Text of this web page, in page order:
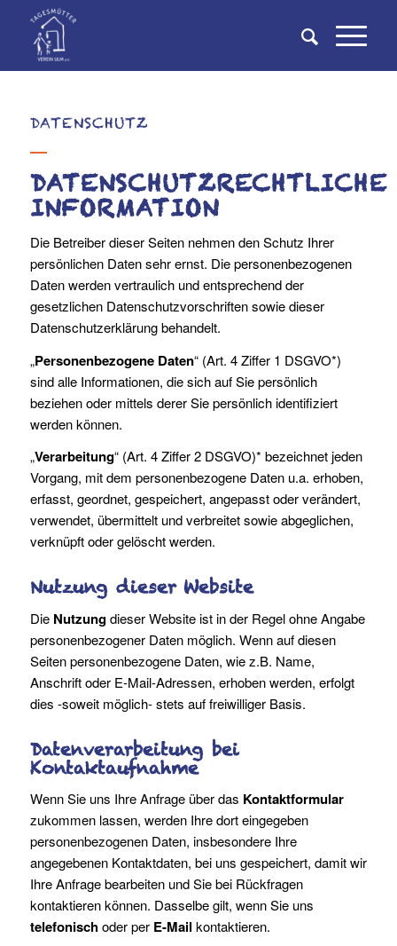
DATENSCHUTZ
DATENSCHUTZRECHTLICHE
INFORMATION
Die Betreiber dieser Seiten nehmen den Schutz Ihrer
persönlichen Daten sehr ernst. Die personenbezogenen
Daten werden vertraulich und entsprechend der
gesetzlichen Datenschutzvorschriften sowie dieser
Datenschutzerklärung behandelt.
„Personenbezogene Daten“ (Art. 4 Ziffer 1 DSGVO*)
sind alle Informationen, die sich auf Sie persönlich
beziehen oder mittels derer Sie persönlich identifiziert
werden können.
„Verarbeitung“ (Art. 4 Ziffer 2 DSGVO)* bezeichnet jeden
Vorgang, mit dem personenbezogene Daten u.a. erhoben,
erfasst, geordnet, gespeichert, angepasst oder verändert,
verwendet, übermittelt und verbreitet sowie abgeglichen,
verknüpft oder gelöscht werden.
Nutzung dieser Website
Die Nutzungdieser Website ist in der Regel ohne Angabe
personenbezogener Daten möglich. Wenn auf diesen
Seiten personenbezogene Daten, wie z.B. Name,
Anschrift oder E-Mail-Adressen, erhoben werden, erfolgt
dies -soweit möglich- stets auf freiwilliger Basis.
Datenverarbeitung bei
Kontaktaufnahme
Wenn Sie uns Ihre Anfrage über das Kontaktformular
zukommen lassen, werden Ihre dort eingegeben
personenbezogenen Daten, insbesondere Ihre
angegebenen Kontaktdaten, bei uns gespeichert, damit wir
Ihre Anfrage bearbeiten und Sie bei Rückfragen
kontaktieren können. Dasselbe gilt, wenn Sie uns
telefonischoder per E-Mail kontaktieren.